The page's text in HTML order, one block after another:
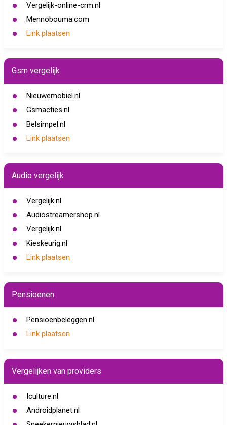
Vergelijk-online-crm.nl
Mennobouma.com
Link plaatsen
Gsm vergelijk
Nieuwemobiel.nl
Gsmacties.nl
Belsimpel.nl
Link plaatsen
Audio vergelijk
Vergelijk.nl
Audiostreamershop.nl
Vergelijk.nl
Kieskeurig.nl
Link plaatsen
Pensioenen
Pensioenbeleggen.nl
Link plaatsen
Vergelijken van providers
Iculture.nl
Androidplanet.nl